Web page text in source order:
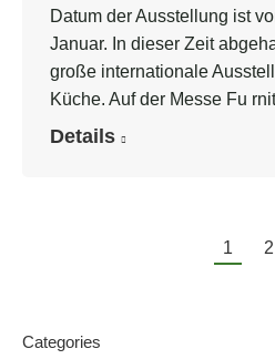
Datum der Ausstellung ist
Januar. In dieser Zeit
große internationale
Küche. Auf der Messe Fu
Details
1 2
Categories